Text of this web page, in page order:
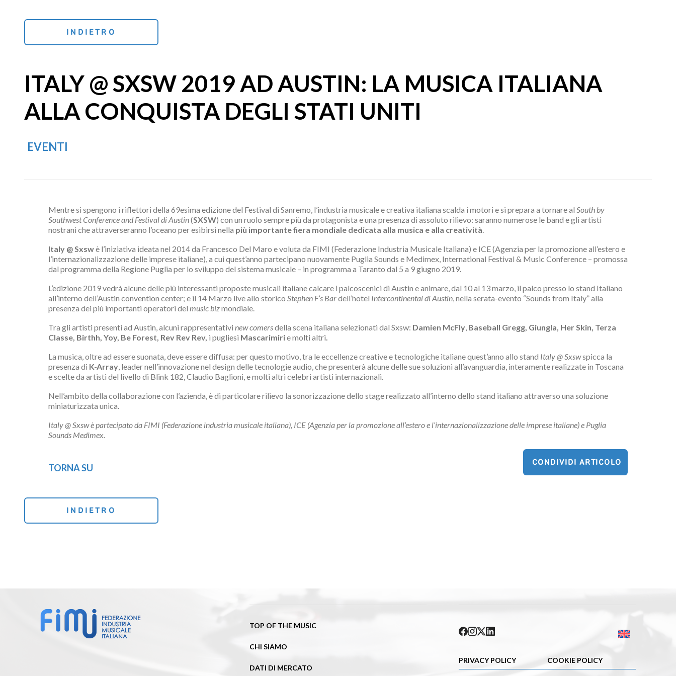
INDIETRO
ITALY @ SXSW 2019 AD AUSTIN: LA MUSICA ITALIANA
ALLA CONQUISTA DEGLI STATI UNITI
EVENTI
Mentre si spengono i riflettori della 69esima edizione del Festival di Sanremo, l’industria musicale e creativa italiana scalda i motori e si prepara a tornare al South by
Southwest Conference and Festival di Austin(SXSW) con un ruolo sempre più da protagonista e una presenza di assoluto rilievo: saranno numerose le band e gli artisti
nostrani che attraverseranno l’oceano per esibirsi nella più importante fiera mondiale dedicata alla musica e alla creatività.
Italy @ Sxswè l’iniziativa ideata nel 2014 da Francesco Del Maro e voluta da FIMI (Federazione Industria Musicale Italiana) e ICE (Agenzia per la promozione all’estero e
l’internazionalizzazione delle imprese italiane), a cui quest’anno partecipano nuovamente Puglia Sounds e Medimex, International Festival & Music Conference – promossa
dal programma della Regione Puglia per lo sviluppo del sistema musicale – in programma a Taranto dal 5 a 9 giugno 2019.
L’edizione 2019 vedrà alcune delle più interessanti proposte musicali italiane calcare i palcoscenici di Austin e animare, dal 10 al 13 marzo, il palco presso lo stand Italiano
all’interno dell’Austin convention center; e il 14 Marzo live allo storico Stephen F’s Bardell’hotel Intercontinental di Austin, nella serata-evento “Sounds from Italy” alla
presenza dei più importanti operatori del music bizmondiale.
Tra gli artisti presenti ad Austin, alcuni rappresentativi new comersdella scena italiana selezionati dal Sxsw: Damien McFly, Baseball Gregg, Giungla, Her Skin, Terza
Classe, Birthh, Yoy, Be Forest, Rev Rev Rev, i pugliesi Mascarimirie molti altri.
La musica, oltre ad essere suonata, deve essere diffusa: per questo motivo, tra le eccellenze creative e tecnologiche italiane quest’anno allo stand Italy @ Sxswspicca la
presenza di K-Array, leader nell’innovazione nel design delle tecnologie audio, che presenterà alcune delle sue soluzioni all’avanguardia, interamente realizzate in Toscana
e scelte da artisti del livello di Blink 182, Claudio Baglioni, e molti altri celebri artisti internazionali.
Nell’ambito della collaborazione con l’azienda, è di particolare rilievo la sonorizzazione dello stage realizzato all’interno dello stand italiano attraverso una soluzione
miniaturizzata unica.
Italy @ Sxsw è partecipato da FIMI (Federazione industria musicale italiana), ICE (Agenzia per la promozione all’estero e l’internazionalizzazione delle imprese italiane) e Puglia
Sounds Medimex.
TORNA SU
CONDIVIDI ARTICOLO
INDIETRO
TOP OF THE MUSIC
CHI SIAMO
DATI DI MERCATO
PRIVACY POLICY COOKIE POLICY